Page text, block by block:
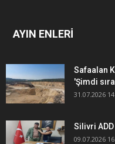
AYIN ENLERİ
Safaalan
'Şimdi
31.07.2026
Silivri
09.07.2026